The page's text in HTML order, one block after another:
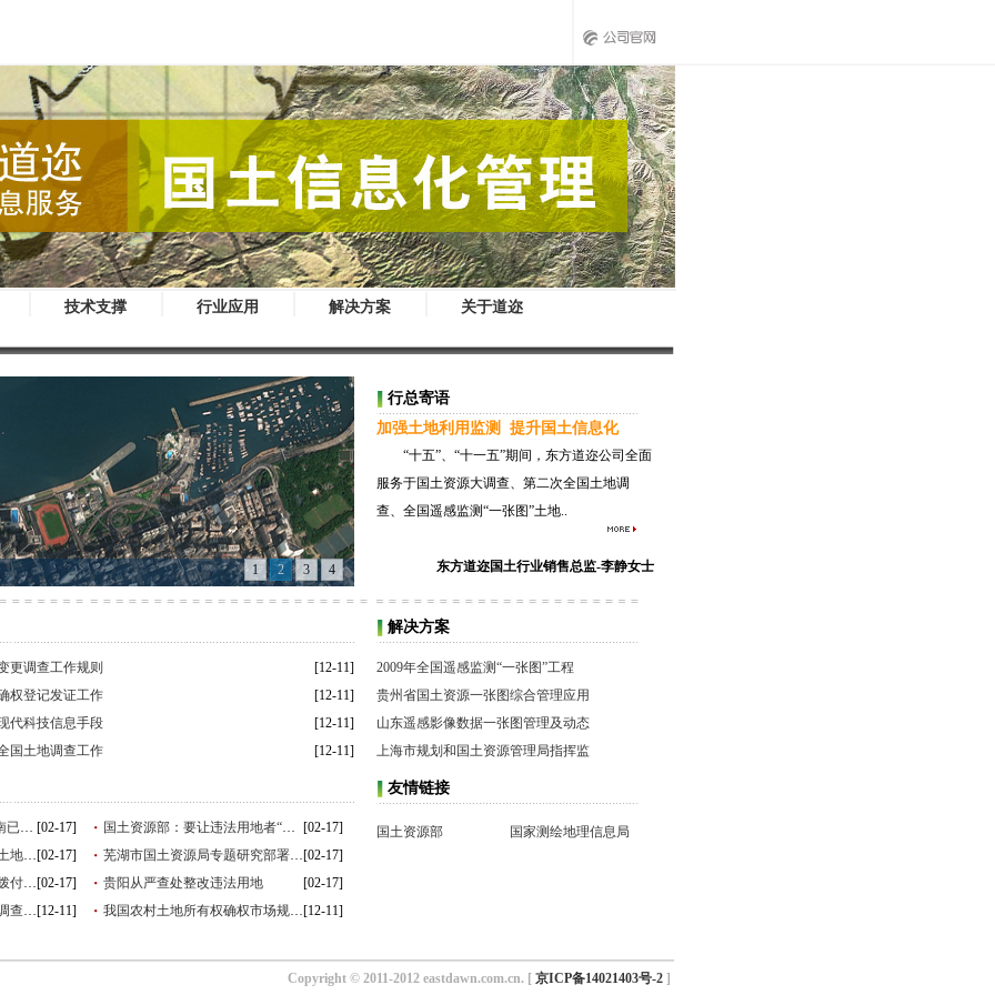
技术支撑 行业应用 解决方案 关于道迩
1 2 3 4
更调查工作规则
[12-11]
权登记发证工作
[12-11]
代科技信息手段
[12-11]
国土地调查工作
[12-11]
3年地质找矿行动结硕果 云南已探明 [02-17] 国土资源部：要让违法用地者“丢帽
[02-17]
新疆区党委书记张春贤：把土地当做[02-17] 芜湖市国土资源局专题研究部署信息[02-17]
河北农村土地确权发证资金拨付到位[02-17] 贵阳从严查处整改违法用地
[02-17]
各地启动2011年度土地变更调查与遥[12-11] 我国农村土地所有权确权市场规模陡[12-11]
行总寄语
加强土地利用监测 提升国土信息化
“十五”、“十一五”期间，东方道迩公司全面
服务于国土资源大调查、第二次全国土地调
查、全国遥感监测“一张图”土地..
东方道迩国土行业销售总监-李静女士
解决方案
2009年全国遥感监测“一张图”工程
贵州省国土资源一张图综合管理应用
山东遥感影像数据一张图管理及动态
上海市规划和国土资源管理局指挥监
友情链接
国土资源部 国家测绘地理信息局
Copyright © 2011-2012 eastdawn.com.cn. [ 京ICP备14021403号-2 ]